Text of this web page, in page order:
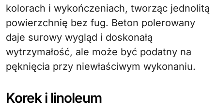
kolorach i wykończeniach, tworząc jednolitą
powierzchnię bez fug. Beton polerowany
daje surowy wygląd i doskonałą
wytrzymałość, ale może być podatny na
pęknięcia przy niewłaściwym wykonaniu.
Korek i linoleum